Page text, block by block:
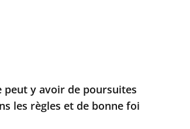
peut y avoir de poursuites
les règles et de bonne foi